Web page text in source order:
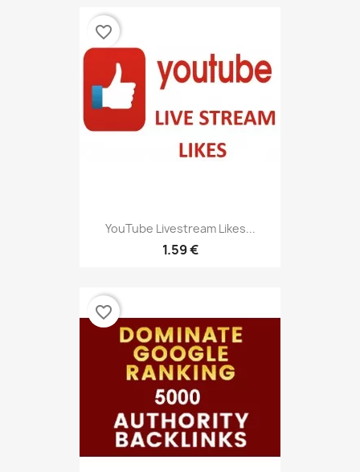
YouTube Livestream Likes...
1.59 €
favorite_border
favorite_border